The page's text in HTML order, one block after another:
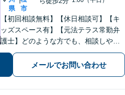
県
市
【初回相談無料】【休日相談可】【キ
ッズスペース有】【元法テラス常勤弁
護士】どのような方でも、相談しやす
い環境を整えています。依頼者様に寄
り添った対応を心がけています。【離
婚・男女問題】DV被害へ積極的に対
メールでお問い合わせ